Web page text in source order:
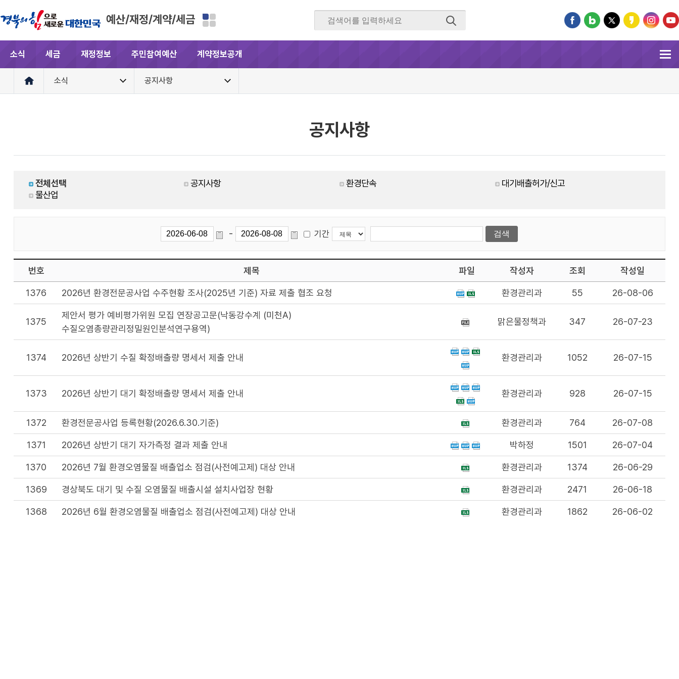
예산/재정/계약/세금
소식 세금 재정정보 주민참여예산 계약정보공개
소식 공지사항
공지사항
전체선택 공지사항 환경단속
대기배출허가/신고
물산업
- 기간
번호 제목 파일 작성자 조회 작성일
1376 2026년 환경전문공사업 수주현황 조사(2025년 기준) 자료 제출 협조 요청 환경관리과 55 26-08-06
1375
제안서 평가 예비평가위원 모집 연장공고문(낙동강수계 (미천A)
수질오염총량관리정밀원인분석연구용역)
맑은물정책과 347 26-07-23
1374 2026년 상반기 수질 확정배출량 명세서 제출 안내 환경관리과 1052 26-07-15
1373 2026년 상반기 대기 확정배출량 명세서 제출 안내 환경관리과 928 26-07-15
1372 환경전문공사업 등록현황(2026.6.30.기준) 환경관리과 764 26-07-08
1371 2026년 상반기 대기 자가측정 결과 제출 안내 박하정 1501 26-07-04
1370 2026년 7월 환경오염물질 배출업소 점검(사전예고제) 대상 안내 환경관리과 1374 26-06-29
1369 경상북도 대기 및 수질 오염물질 배출시설 설치사업장 현황 환경관리과 2471 26-06-18
1368 2026년 6월 환경오염물질 배출업소 점검(사전예고제) 대상 안내 환경관리과 1862 26-06-02